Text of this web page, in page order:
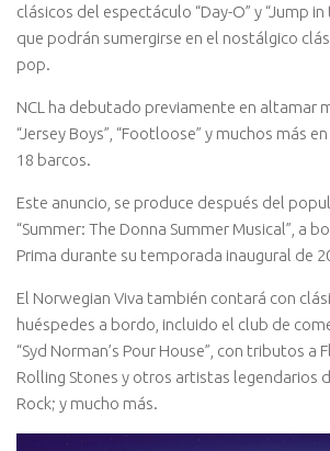
clásicos del espectáculo “Day-O” y “Jump in
que podrán sumergirse en el nostálgico
pop.
NCL ha debutado previamente en altamar
“Jersey Boys”, “Footloose” y muchos más
18 barcos.
Este anuncio, se produce después del
“Summer: The Donna Summer Musical”, a
Prima durante su temporada inaugural de
El Norwegian Viva también contará con
huéspedes a bordo, incluido el club de
“Syd Norman’s Pour House”, con tributos a
Rolling Stones y otros artistas legendarios
Rock; y mucho más.